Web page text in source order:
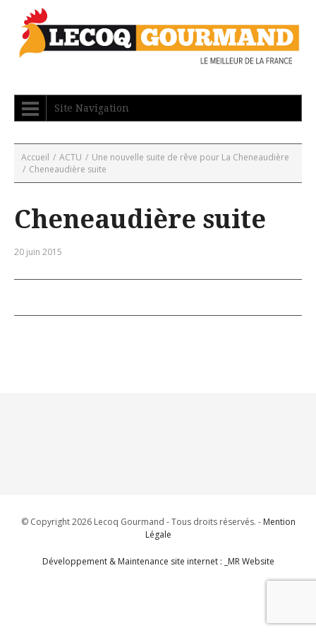
Site Navigation
Accueil / ACTU / Une nouvelle suite de rêve pour La Cheneaudière
/ Cheneaudière suite
Cheneaudière suite
20 juin 2015
© Copyright 2026 Lecoq Gourmand - Tous droits réservés. - Mention
Légale
Développement & Maintenance site internet : _MR Website